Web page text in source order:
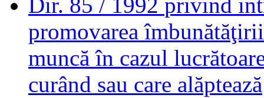
Dir. 85 / 1992 privind
promovarea
muncă în cazul
curând sau care alăptează